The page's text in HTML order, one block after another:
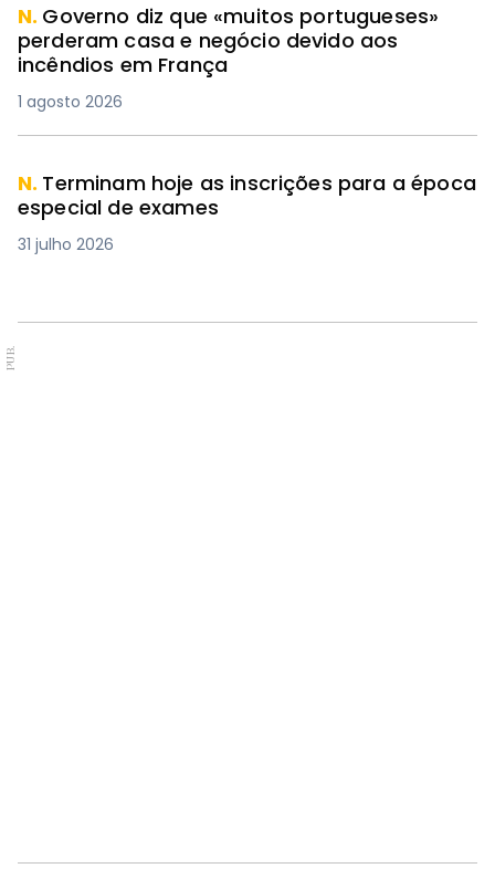
N. Governo diz que «muitos portugueses»
perderam casa e negócio devido aos
incêndios em França
1 agosto 2026
N. Terminam hoje as inscrições para a época
especial de exames
31 julho 2026
PUB.